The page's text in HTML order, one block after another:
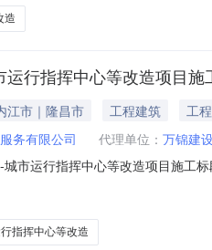
造
行指挥中心等改造项目施
江市｜隆昌市 工程建筑
工程
务有限公司 代理单位： 万锦建
市运行指挥中心等改造项目施工
称及编号）批准建设，项目业主
市润景城
指挥中心等改造